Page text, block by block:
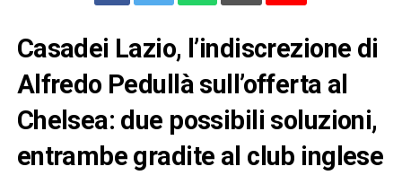
Casadei Lazio, l’indiscrezione di
Alfredo Pedullà sull’offerta al
Chelsea: due possibili soluzioni,
entrambe gradite al club inglese